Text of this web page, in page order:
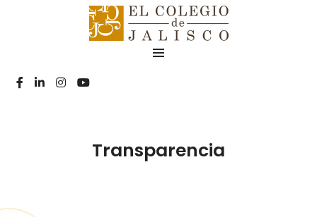
Transparencia